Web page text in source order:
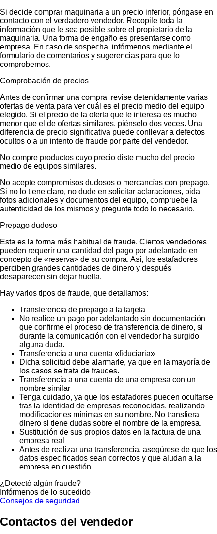
Si decide comprar maquinaria a un precio inferior, póngase en
contacto con el verdadero vendedor. Recopile toda la
información que le sea posible sobre el propietario de la
maquinaria. Una forma de engaño es presentarse como
empresa. En caso de sospecha, infórmenos mediante el
formulario de comentarios y sugerencias para que lo
comprobemos.
Comprobación de precios
Antes de confirmar una compra, revise detenidamente varias
ofertas de venta para ver cuál es el precio medio del equipo
elegido. Si el precio de la oferta que le interesa es mucho
menor que el de ofertas similares, piénselo dos veces. Una
diferencia de precio significativa puede conllevar a defectos
ocultos o a un intento de fraude por parte del vendedor.
No compre productos cuyo precio diste mucho del precio
medio de equipos similares.
No acepte compromisos dudosos o mercancías con prepago.
Si no lo tiene claro, no dude en solicitar aclaraciones, pida
fotos adicionales y documentos del equipo, compruebe la
autenticidad de los mismos y pregunte todo lo necesario.
Prepago dudoso
Esta es la forma más habitual de fraude. Ciertos vendedores
pueden requerir una cantidad del pago por adelantado en
concepto de «reserva» de su compra. Así, los estafadores
perciben grandes cantidades de dinero y después
desaparecen sin dejar huella.
Hay varios tipos de fraude, que detallamos:
Transferencia de prepago a la tarjeta
No realice un pago por adelantado sin documentación
que confirme el proceso de transferencia de dinero, si
durante la comunicación con el vendedor ha surgido
alguna duda.
Transferencia a una cuenta «fiduciaria»
Dicha solicitud debe alarmarle, ya que en la mayoría de
los casos se trata de fraudes.
Transferencia a una cuenta de una empresa con un
nombre similar
Tenga cuidado, ya que los estafadores pueden ocultarse
tras la identidad de empresas reconocidas, realizando
modificaciones mínimas en su nombre. No transfiera
dinero si tiene dudas sobre el nombre de la empresa.
Sustitución de sus propios datos en la factura de una
empresa real
Antes de realizar una transferencia, asegúrese de que los
datos especificados sean correctos y que aludan a la
empresa en cuestión.
¿Detectó algún fraude?
Infórmenos de lo sucedido
Consejos de seguridad
Contactos del vendedor